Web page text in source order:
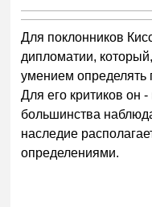
Для поклонников
дипломатии,
умением определять
Для его критиков он
большинства
наследие
определениями.